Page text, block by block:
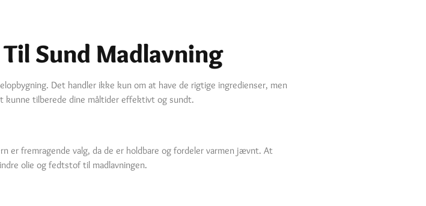
Sund Madlavning
Det handler ikke kun om at have de rigtige ingredienser, men
kunne tilberede dine måltider effektivt og sundt.
er fremragende valg, da de er holdbare og fordeler varmen jævnt. At
olie og fedtstof til madlavningen.